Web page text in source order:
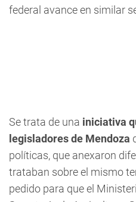
federal avance en similar
Se trata de una iniciativa
legisladores de Mendoza
políticas, que anexaron
trataban sobre el mismo
pedido para que el